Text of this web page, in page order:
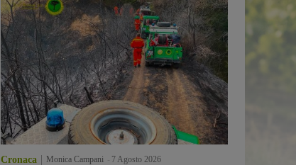
Cronaca Monica Campani 7 Agosto 2026